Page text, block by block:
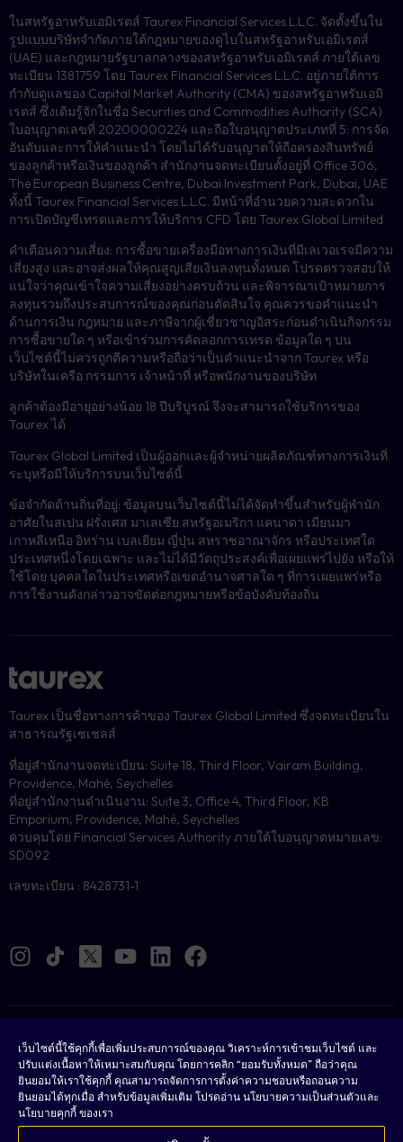
เว็บไซต์นี้ใช้คุกกี้เพื่อเพิ่มประสบการณ์ของคุณ วิเคราะห์การเข้าชมเว็บไซต์ และ
ปรับแต่งเนื้อหาให้เหมาะสมกับคุณ โดยการคลิก “ยอมรับทั้งหมด” ถือว่าคุณ
ยินยอมให้เราใช้คุกกี้ คุณสามารถจัดการการตั้งค่าความชอบหรือถอนความ
ยินยอมได้ทุกเมื่อ สำหรับข้อมูลเพิ่มเติม โปรดอ่าน นโยบายความเป็นส่วนตัวและ
นโยบายคุกกี้ ของเรา
ในสหรัฐอาหรับเอมิเรตส์ Taurex Financial Services L.L.C. จัดตั้งขึ้นใน
รูปแบบบริษัทจำกัดภายใต้กฎหมายของดูไบในสหรัฐอาหรับเอมิเรตส์
(UAE) และกฎหมายรัฐบาลกลางของสหรัฐอาหรับเอมิเรตส์ ภายใต้เลข
ทะเบียน 1381759 โดย Taurex Financial Services L.L.C. อยู่ภายใต้การ
กำกับดูแลของ Capital Market Authority (CMA) ของสหรัฐอาหรับเอมิ
เรตส์ ซึ่งเดิมรู้จักในชื่อ Securities and Commodities Authority (SCA)
ใบอนุญาตเลขที่ 20200000224 และถือใบอนุญาตประเภทที่ 5: การจัด
อันดับและการให้คำแนะนำ โดยไม่ได้รับอนุญาตให้ถือครองสินทรัพย์
ของลูกค้าหรือเงินของลูกค้า สำนักงานจดทะเบียนตั้งอยู่ที่ Office 306,
The European Business Centre, Dubai Investment Park, Dubai, UAE
ทั้งนี้ Taurex Financial Services L.L.C. มีหน้าที่อำนวยความสะดวกใน
การเปิดบัญชีเทรดและการให้บริการ CFD โดย Taurex Global Limited
คำเตือนความเสี่ยง: การซื้อขายเครื่องมือทางการเงินที่มีเลเวอเรจมีความ
เสี่ยงสูง และอาจส่งผลให้คุณสูญเสียเงินลงทุนทั้งหมด โปรดตรวจสอบให้
แน่ใจว่าคุณเข้าใจความเสี่ยงอย่างครบถ้วน และพิจารณาเป้าหมายการ
ลงทุนรวมถึงประสบการณ์ของคุณก่อนตัดสินใจ คุณควรขอคำแนะนำ
ด้านการเงิน กฎหมาย และภาษีจากผู้เชี่ยวชาญอิสระก่อนดำเนินกิจกรรม
การซื้อขายใด ๆ หรือเข้าร่วมการคัดลอกการเทรด ข้อมูลใด ๆ บน
เว็บไซต์นี้ไม่ควรถูกตีความหรือถือว่าเป็นคำแนะนำจาก Taurex หรือ
บริษัทในเครือ กรรมการ เจ้าหน้าที่ หรือพนักงานของบริษัท
ลูกค้าต้องมีอายุอย่างน้อย 18 ปีบริบูรณ์ จึงจะสามารถใช้บริการของ
Taurex ได้
Taurex Global Limited เป็นผู้ออกและผู้จำหน่ายผลิตภัณฑ์ทางการเงินที่
ระบุหรือมีให้บริการบนเว็บไซต์นี้
ข้อจำกัดด้านถิ่นที่อยู่: ข้อมูลบนเว็บไซต์นี้ไม่ได้จัดทำขึ้นสำหรับผู้พำนัก
อาศัยในสเปน ฝรั่งเศส มาเลเซีย สหรัฐอเมริกา แคนาดา เมียนมา
เกาหลีเหนือ อิหร่าน เบลเยียม ญี่ปุ่น สหราชอาณาจักร หรือประเทศใด
ประเทศหนึ่งโดยเฉพาะ และไม่ได้มีวัตถุประสงค์เพื่อเผยแพร่ไปยัง หรือให้
ใช้โดย บุคคลใดในประเทศหรือเขตอำนาจศาลใด ๆ ที่การเผยแพร่หรือ
การใช้งานดังกล่าวอาจขัดต่อกฎหมายหรือข้อบังคับท้องถิ่น
Taurex เป็นชื่อทางการค้าของ Taurex Global Limited ซึ่งจดทะเบียนใน
สาธารณรัฐเซเชลส์
ที่อยู่สำนักงานจดทะเบียน: Suite 18, Third Floor, Vairam Building,
Providence, Mahé, Seychelles
ที่อยู่สำนักงานดำเนินงาน: Suite 3, Office 4, Third Floor, KB
Emporium, Providence, Mahé, Seychelles
ควบคุมโดย Financial Services Authority ภายใต้ใบอนุญาตหมายเลข:
SD092
เลขทะเบียน : 8428731-1
กฎหมาย
เงื่อนไขและข้อตกลง